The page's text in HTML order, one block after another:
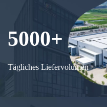
5000+
Tägliches Liefervolumen